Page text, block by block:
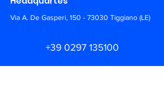
Via A. De Gasperi, 150 - 73030 Tiggiano (LE)
+39 0297 135100